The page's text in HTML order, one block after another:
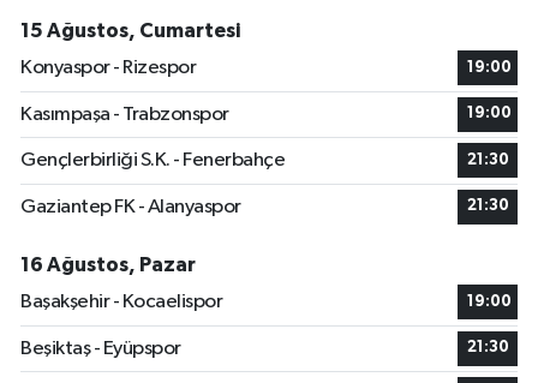
15 Ağustos, Cumartesi
Konyaspor - Rizespor
19:00
Kasımpaşa - Trabzonspor 19:00
Gençlerbirliği S.K. - Fenerbahçe 21:30
Gaziantep FK - Alanyaspor 21:30
16 Ağustos, Pazar
Başakşehir - Kocaelispor
19:00
Beşiktaş - Eyüpspor 21:30